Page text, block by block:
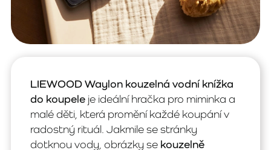
LIEWOOD Waylon kouzelná vodní knížka
do koupele je ideální hračka pro miminka a
malé děti, která promění každé koupání v
radostný rituál. Jakmile se stránky
dotknou vody, obrázky se kouzelně